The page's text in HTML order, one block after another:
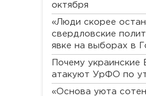
октября
«Люди скорее
свердловские
явке на выборах в
Почему
атакуют УрФО по
«Основа уюта